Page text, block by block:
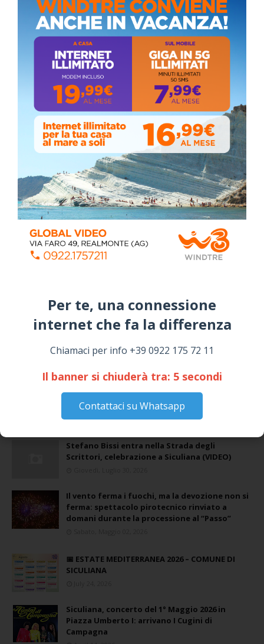
Per te, una connessione
internet che fa la differenza​
Chiamaci per info +39 0922 175 72 11
Il banner si chiuderà tra: 4 secondi
Contattaci su Whatsapp
ISCRIVITI AL CANALE YOUTUBE
ALMANACCO DEL GIORNO
Coronavirus: messaggio del Sindaco Zambito
ai cittadini
Domenica, Novembre 22, 2020
Stefano Bissi entra nella Strada degli
Scrittori, celebrazione a Siculiana (VIDEO)
Il vento ferma i fuochi, ma la devozione non si
ferma: spettacolo pirotecnico rinviato a
domani durante la processione al “Passo”
📅 ESTATE MEDITERRANEA 2026 – COMUNE DI
SICULIANA
Siculiana, concerto del 1° Maggio 2026 in
Piazza Umberto I: arrivano I Cugini di
Campagna